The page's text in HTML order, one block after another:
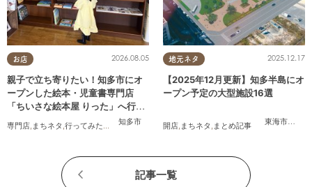
お店
知多市
2026.08.05
親子で立ち寄りたい！知多市にオ
ープンした絵本・児童書専門店
「ちいさな絵本屋 りった」へ行っ
てみた
専門店, まちネタ ,行ってみたレポ ,親子,家族 おひとりさま
地元ネタ
東海市
,大府
2025.12.17
【2025年12月更新】知多半島にオ
ープン予定の大型施設16選
開店, まちネタ , まとめ記事
記事一覧